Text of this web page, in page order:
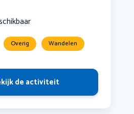
Overig Wandelen
de activiteit